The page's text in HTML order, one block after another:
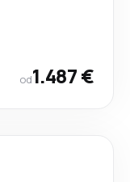
od1.487 €